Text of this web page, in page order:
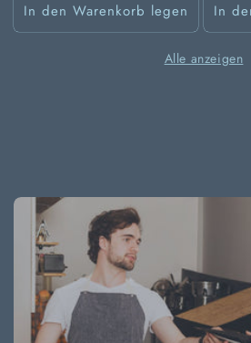
In den Warenkorb legen In
Alle anzeigen